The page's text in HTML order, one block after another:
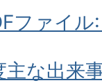
ファイル
な出来